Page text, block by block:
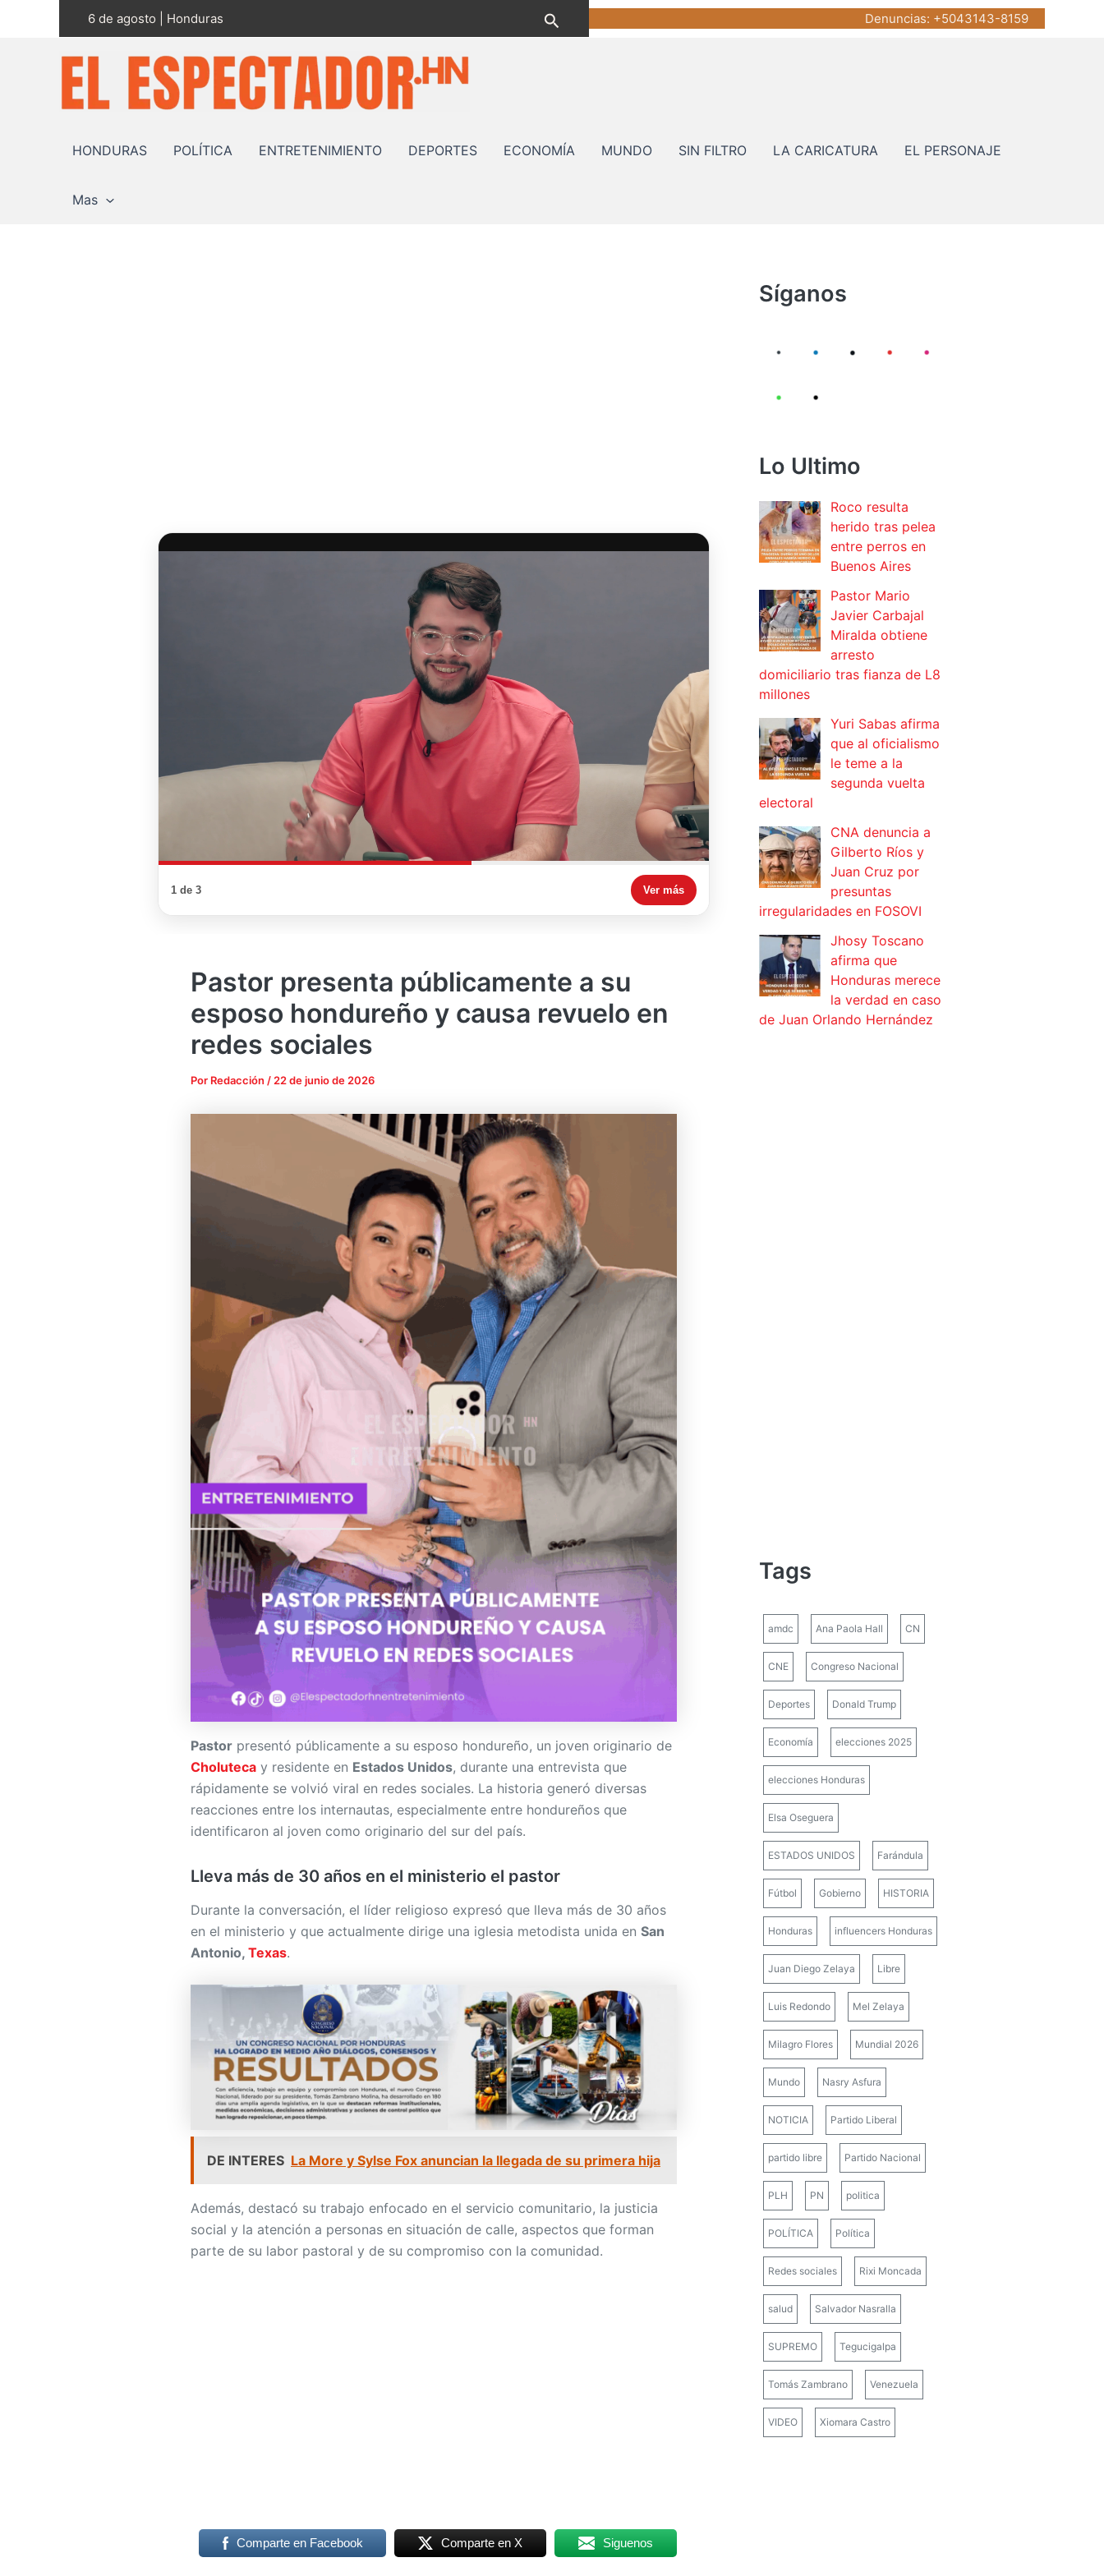
6 de agosto | Honduras Buscar Denuncias: +5043143-8159
HONDURAS POLÍTICA ENTRETENIMIENTO DEPORTES ECONOMÍA MUNDO SIN FILTRO LA CARICATURA EL PERSONAJE
Mas
1 de 3 Ver más
Pastor presenta públicamente a su
esposo hondureño y causa revuelo en
redes sociales
Por Redacción / 22 de junio de 2026
Pastor presentó públicamente a su esposo hondureño, un joven originario de
Choluteca y residente en Estados Unidos, durante una entrevista que
rápidamente se volvió viral en redes sociales. La historia generó diversas
reacciones entre los internautas, especialmente entre hondureños que
identificaron al joven como originario del sur del país.
Lleva más de 30 años en el ministerio el pastor
Durante la conversación, el líder religioso expresó que lleva más de 30 años
en el ministerio y que actualmente dirige una iglesia metodista unida en San
Antonio, Texas.
DE INTERES La More y Sylse Fox anuncian la llegada de su primera hija
Además, destacó su trabajo enfocado en el servicio comunitario, la justicia
social y la atención a personas en situación de calle, aspectos que forman
parte de su labor pastoral y de su compromiso con la comunidad.
Comparte en Facebook Comparte en X Siguenos
Síganos
Lo Ultimo
Roco resulta
herido tras pelea
entre perros en
Buenos Aires
Pastor Mario
Javier Carbajal
Miralda obtiene
arresto
domiciliario tras fianza de L8
millones
Yuri Sabas afirma
que al oficialismo
le teme a la
segunda vuelta
electoral
CNA denuncia a
Gilberto Ríos y
Juan Cruz por
presuntas
irregularidades en FOSOVI
Jhosy Toscano
afirma que
Honduras merece
la verdad en caso
de Juan Orlando Hernández
Tags
amdc Ana Paola Hall CN
CNE Congreso Nacional
Deportes Donald Trump
Economía elecciones 2025
elecciones Honduras
Elsa Oseguera
ESTADOS UNIDOS Farándula
Fútbol Gobierno HISTORIA
Honduras influencers Honduras
Juan Diego Zelaya Libre
Luis Redondo Mel Zelaya
Milagro Flores Mundial 2026
Mundo Nasry Asfura
NOTICIA Partido Liberal
partido libre Partido Nacional
PLH PN politica
POLÍTICA Política
Redes sociales Rixi Moncada
salud Salvador Nasralla
SUPREMO Tegucigalpa
Tomás Zambrano Venezuela
VIDEO Xiomara Castro